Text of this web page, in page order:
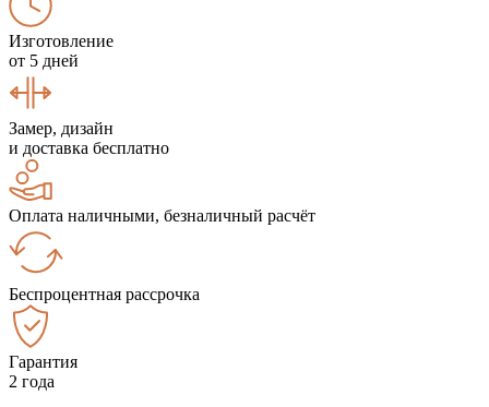
Изготовление
от 5 дней
Замер, дизайн
и доставка бесплатно
Оплата наличными, безналичный расчёт
Беспроцентная рассрочка
Гарантия
2 года